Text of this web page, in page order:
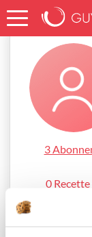
Accueil
3
0 Recette